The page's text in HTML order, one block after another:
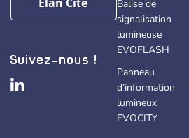
Suivez-nous !
Balise de
signalisation
lumineuse
EVOFLASH
Panneau
d’information
lumineux
EVOCITY